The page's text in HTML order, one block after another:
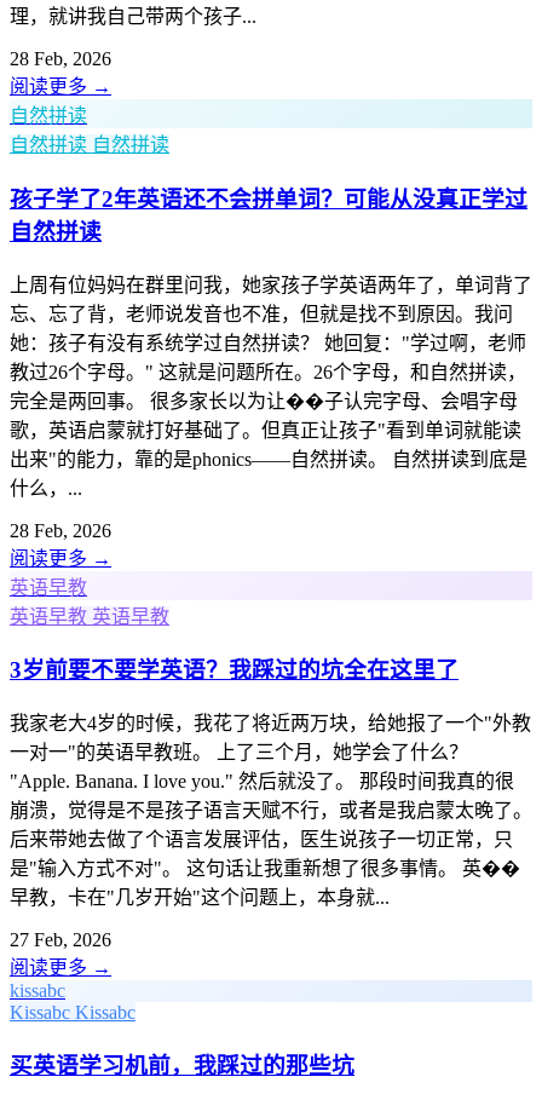
理，就讲我自己带两个孩子...
28 Feb, 2026
阅读更多 →
自然拼读
自然拼读 自然拼读
孩子学了2年英语还不会拼单词？可能从没真正学过
自然拼读
上周有位妈妈在群里问我，她家孩子学英语两年了，单词背了
忘、忘了背，老师说发音也不准，但就是找不到原因。我问
她：孩子有没有系统学过自然拼读？ 她回复："学过啊，老师
教过26个字母。" 这就是问题所在。26个字母，和自然拼读，
完全是两回事。 很多家长以为让��子认完字母、会唱字母
歌，英语启蒙就打好基础了。但真正让孩子"看到单词就能读
出来"的能力，靠的是phonics——自然拼读。 自然拼读到底是
什么，...
28 Feb, 2026
阅读更多 →
英语早教
英语早教 英语早教
3岁前要不要学英语？我踩过的坑全在这里了
我家老大4岁的时候，我花了将近两万块，给她报了一个"外教
一对一"的英语早教班。 上了三个月，她学会了什么？
"Apple. Banana. I love you." 然后就没了。 那段时间我真的很
崩溃，觉得是不是孩子语言天赋不行，或者是我启蒙太晚了。
后来带她去做了个语言发展评估，医生说孩子一切正常，只
是"输入方式不对"。 这句话让我重新想了很多事情。 英��
早教，卡在"几岁开始"这个问题上，本身就...
27 Feb, 2026
阅读更多 →
kissabc
Kissabc Kissabc
买英语学习机前，我踩过的那些坑